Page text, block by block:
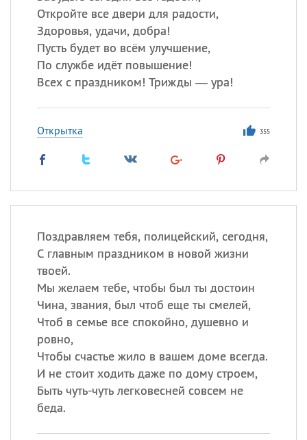
Откройте все двери для радости,
Здоровья, удачи, добра!
Пусть будет во всём улучшение,
По службе идёт повышение!
Всех с праздником! Трижды — ура!
Открытка 355
Поздравляем тебя, полицейский, сегодня,
С главным праздником в новой жизни
твоей.
Мы желаем тебе, чтобы был ты достоин
Чина, звания, был чтоб еще ты смелей,
Чтоб в семье все спокойно, душевно и
ровно,
Чтобы счастье жило в вашем доме всегда.
И не стоит ходить даже по дому строем,
Быть чуть-чуть легковесней совсем не
беда.